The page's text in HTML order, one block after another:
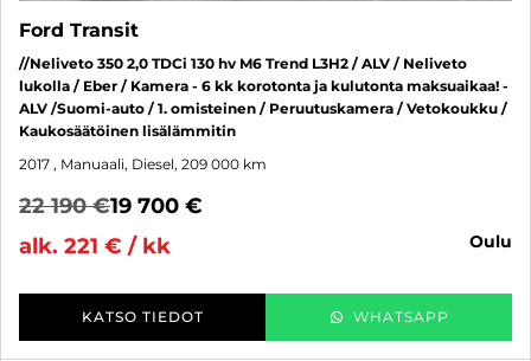
Ford Transit
//Neliveto 350 2,0 TDCi 130 hv M6 Trend L3H2 / ALV / Neliveto
lukolla / Eber / Kamera - 6 kk korotonta ja kulutonta maksuaikaa! -
ALV /Suomi-auto / 1. omisteinen / Peruutuskamera / Vetokoukku /
Kaukosäätöinen lisälämmitin
2017 , Manuaali, Diesel, 209 000 km
22 190 €19 700 €
alk. 221 € / kk
oulu
KATSO TIEDOT WHATSAPP